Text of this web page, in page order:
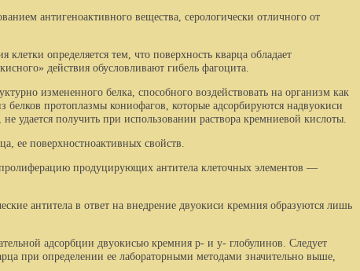
антигеноактивного вещества, се­рологически отличного от
определяется тем, что поверх­ность кварца обладает
дей­ствия обусловливают гибель фагоцита.
измененного белка, способно­го воздействовать на организм как
протоплазмы кониофагов, которые адсорбируются надвуокиси
удается получить при использовании раствора кремниевой кислоты.
ее поверхностноактивных свойств.
пролиферацию продуцирующих ан­титела клеточных элементов —
антитела в ответ на внедрение дву­окиси кремния образуются лишь
адсорбции двуокисью крем­ния р- и у- глобулинов. Следует
при определении ее лабораторными методами значительно выше,